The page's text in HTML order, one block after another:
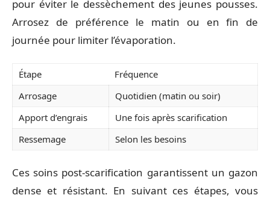
pour éviter le dessèchement des jeunes pousses.
Arrosez de préférence le matin ou en fin de
journée pour limiter l’évaporation.
Étape
Fréquence
Arrosage
Quotidien (matin ou soir)
Apport d’engrais
Une fois après scarification
Ressemage
Selon les besoins
Ces soins post-scarification garantissent un gazon
dense et résistant. En suivant ces étapes, vous